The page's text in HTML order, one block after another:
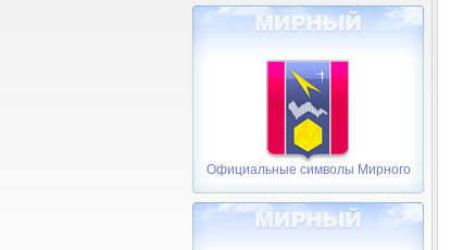
Официальные символы Мирного